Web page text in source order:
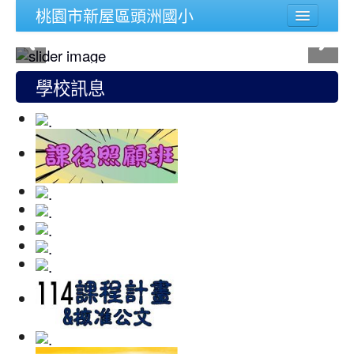
桃園市新屋區頭洲國小
學校簡介
行政組織
頭洲文件
公務連結
人事宣導專區
校內功能
登入
學校訊息